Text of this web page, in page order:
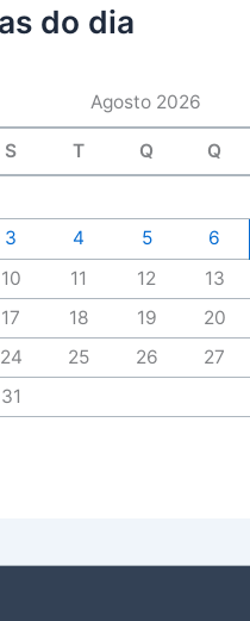
do dia
Agosto 2026
S T Q Q
3 4 5 6
10 11 12 13
17 18 19 20
24 25 26 27
31